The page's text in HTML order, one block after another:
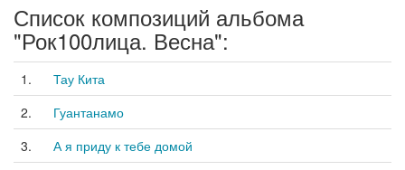
Список композиций альбома
"Рок100лица. Весна":
1.
Тау Кита
2.
Гуантанамо
3.
А я приду к тебе домой